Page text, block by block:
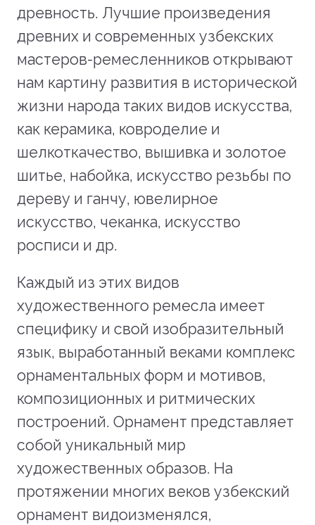
древность. Лучшие произведения
древних и современных узбекских
мастеров-ремесленников открывают
нам картину развития в исторической
жизни народа таких видов искусства,
как керамика, ковроделие и
шелкоткачество, вышивка и золотое
шитье, набойка, искусство резьбы по
дереву и ганчу, ювелирное
искусство, чеканка, искусство
росписи и др.
Каждый из этих видов
художественного ремесла имеет
специфику и свой изобразительный
язык, выработанный веками комплекс
орнаментальных форм и мотивов,
композиционных и ритмических
построений. Орнамент представляет
собой уникальный мир
художественных образов. На
протяжении многих веков узбекский
орнамент видоизменялся,